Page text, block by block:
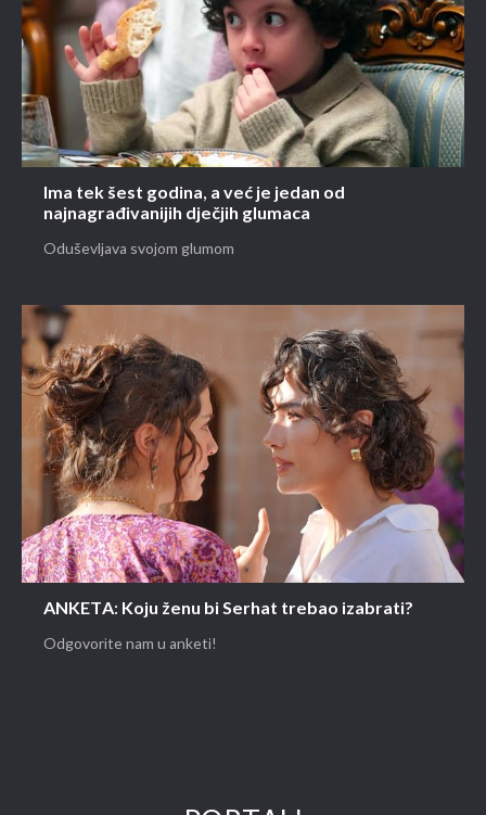
Ima tek šest godina, a već je jedan od
najnagrađivanijih dječjih glumaca
Oduševljava svojom glumom
ANKETA: Koju ženu bi Serhat trebao izabrati?
Odgovorite nam u anketi!